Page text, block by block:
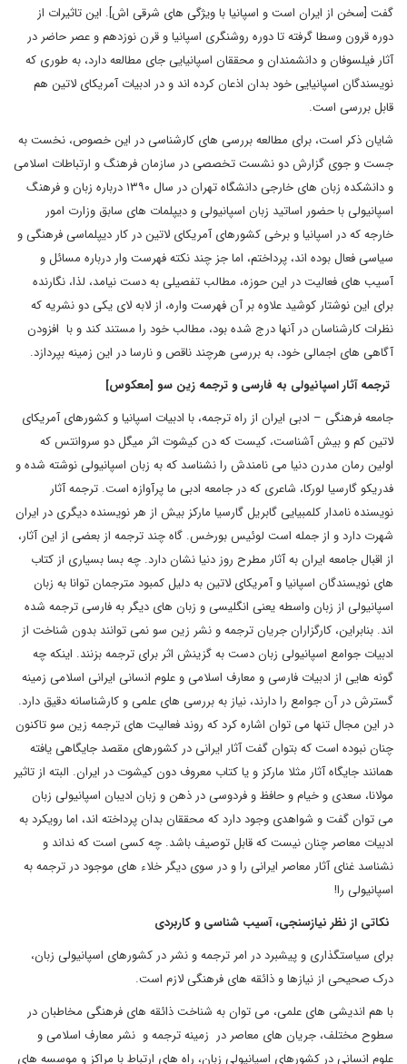
گفت [سخن از ایران است و اسپانیا با ویژگی های شرقی اش]. این تاثیرات از
دوره قرون وسطا گرفته تا دوره روشنگری اسپانیا و قرن نوزدهم و عصر حاضر در
آثار فیلسوفان و دانشمندان و محققان اسپانیایی جای مطالعه دارد، به طوری که
نویسندگان اسپانیایی خود بدان اذعان کرده اند و در ادبیات آمریکای لاتین هم
قابل بررسی است.
شایان ذکر است، برای مطالعه بررسی های کارشناسی در این خصوص، نخست به
جست و جوی گزارش دو نشست تخصصی در سازمان فرهنگ و ارتباطات اسلامی
و دانشکده زبان های خارجی دانشگاه تهران در سال ۱۳۹۰ درباره زبان و فرهنگ
اسپانیولی با حضور اساتید زبان اسپانیولی و دیپلمات های سابق وزارت امور
خارجه که در اسپانیا و برخی کشورهای آمریکای لاتین در کار دیپلماسی فرهنگی و
سیاسی فعال بوده اند، پرداختم، اما جز چند نکته فهرست وار درباره مسائل و
آسیب های فعالیت در این حوزه، مطالب تفصیلی به دست نیامد، لذا، نگارنده
برای این نوشتار کوشید علاوه بر آن فهرست واره، از لابه لای یکی دو نشریه که
نظرات کارشناسان در آنها درج شده بود، مطالب خود را مستند کند و با افزودن
آگاهی های اجمالی خود، به بررسی هرچند ناقص و نارسا در این زمینه بپردازد.
ترجمه آثار اسپانیولی به فارسی و ترجمه زین سو [معکوس]
جامعه فرهنگی – ادبی ایران از راه ترجمه، با ادبیات اسپانیا و کشورهای آمریکای
لاتین کم و بیش آشناست، کیست که دن کیشوت اثر میگل دو سروانتس که
اولین رمان مدرن دنیا می نامندش را نشناسد که به زبان اسپانیولی نوشته شده و
فدریکو گارسیا لورکا، شاعری که در جامعه ادبی ما پرآوازه است. ترجمه آثار
نویسنده نامدار کلمبیایی گابریل گارسیا مارکز بیش از هر نویسنده دیگری در ایران
شهرت دارد و از جمله است لوئیس بورخس. گاه چند ترجمه از بعضی از این آثار،
از اقبال جامعه ایران به آثار مطرح روز دنیا نشان دارد. چه بسا بسیاری از کتاب
های نویسندگان اسپانیا و آمریکای لاتین به دلیل کمبود مترجمان توانا به زبان
اسپانیولی از زبان واسطه یعنی انگلیسی و زبان های دیگر به فارسی ترجمه شده
اند. بنابراین، کارگزاران جریان ترجمه و نشر زین سو نمی توانند بدون شناخت از
ادبیات جوامع اسپانیولی زبان دست به گزینش اثر برای ترجمه بزنند. اینکه چه
گونه هایی از ادبیات فارسی و معارف اسلامی و علوم انسانی ایرانی اسلامی زمینه
گسترش در آن جوامع را دارند، نیاز به بررسی های علمی و کارشناسانه دقیق دارد.
در این مجال تنها می توان اشاره کرد که روند فعالیت های ترجمه زین سو تاکنون
چنان نبوده است که بتوان گفت آثار ایرانی در کشورهای مقصد جایگاهی یافته
همانند جایگاه آثار مثلا مارکز و یا کتاب معروف دون کیشوت در ایران. البته از تاثیر
مولانا، سعدی و خیام و حافظ و فردوسی در ذهن و زبان ادیبان اسپانیولی زبان
می توان گفت و شواهدی وجود دارد که محققان بدان پرداخته اند، اما رویکرد به
ادبیات معاصر چنان نیست که قابل توصیف باشد. چه کسی است که نداند و
نشناسد غنای آثار معاصر ایرانی را و در سوی دیگر خلاء های موجود در ترجمه به
اسپانیولی را!
نکاتی از نظر نیازسنجی، آسیب شناسی و کاربردی
برای سیاستگذاری و پیشبرد در امر ترجمه و نشر در کشورهای اسپانیولی زبان،
درک صحیحی از نیازها و ذائقه های فرهنگی لازم است.
با هم اندیشی های علمی، می توان به شناخت ذائقه های فرهنگی مخاطبان در
سطوح مختلف، جریان های معاصر در زمینه ترجمه و نشر معارف اسلامی و
علوم انسانی در کشورهای اسپانیولی زبان، راه های ارتباط با مراکز و موسسه های